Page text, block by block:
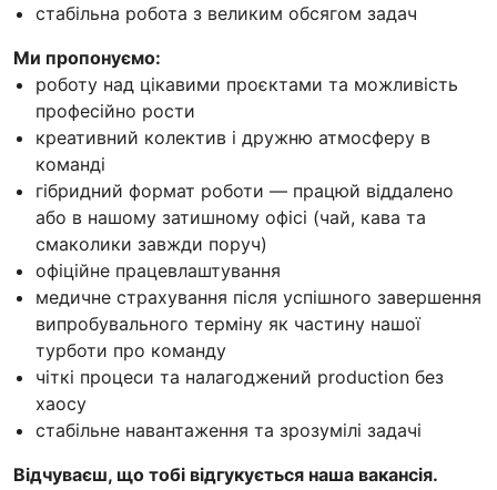
стабільна робота з великим обсягом задач
Ми пропонуємо:
роботу над цікавими проєктами та можливість
професійно рости
креативний колектив і дружню атмосферу в
команді
гібридний формат роботи — працюй віддалено
або в нашому затишному офісі (чай, кава та
смаколики завжди поруч)
офіційне працевлаштування
медичне страхування після успішного завершення
випробувального терміну як частину нашої
турботи про команду
чіткі процеси та налагоджений production без
хаосу
стабільне навантаження та зрозумілі задачі
Відчуваєш, що тобі відгукується наша вакансія.